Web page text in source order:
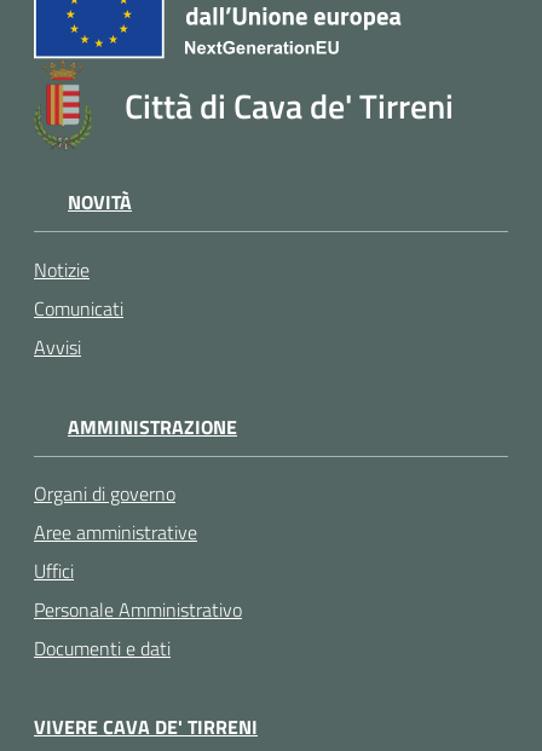
Città di Cava de' Tirreni
NOVITÀ
Notizie
Comunicati
Avvisi
AMMINISTRAZIONE
Organi di governo
Aree amministrative
Uffici
Personale Amministrativo
Documenti e dati
VIVERE CAVA DE' TIRRENI